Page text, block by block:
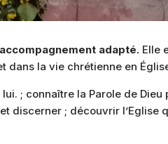
accompagnement adapté. Elle
dans la vie chrétienne en
; connaître la Parole de
; découvrir l’Eglise